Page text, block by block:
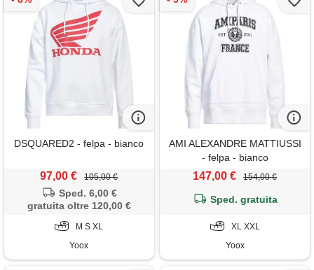
DSQUARED2 - felpa - bianco
97,00 € 105,00 €
Sped. 6,00 €
gratuita oltre 120,00 €
M S XL
Yoox
AMI ALEXANDRE MATTIUSSI
- felpa - bianco
147,00 € 154,00 €
Sped. gratuita
XL XXL
Yoox